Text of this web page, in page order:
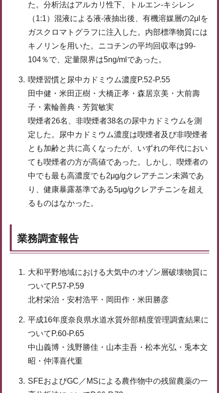
た。分析法はアルカリ性下、トルエン-キシレン
（1:1）混液による液-液抽出後、有機溶媒層の2μlを
ガスクロマトグラフに注入した。内部標準物質には
キノリンを用いた。ニコチンの平均回収率は99-
104％で、定量限界は5ng/mlであった。
喫煙習慣と尿中カドミウム濃度P.52-P.55
田中健・米田正樹・大橋正孝・森居京美・大前壽
子・素輪善典・芳賀敏実
喫煙者26名、非喫煙者38名の尿中カドミウムを測
定した。尿中カドミウム濃度は喫煙者及び非喫煙者
とも加齢と共に高くなったが、いずれの年代におい
ても喫煙者の方が高値であった。しかし、喫煙者の
中でも最も高濃度でも2μg/gクレアチニン未満であ
り、健康暴露基準である5μg/gクレアチニンを超え
るものはなかった。
業務調査報告
大和平野地域における大気中のオゾン層破壊物質に
ついてP.57-P.59
北村栄治・安村浩平・岡田作・米田勝彦
平成16年度奈良県水道水質外部精度管理調査結果に
ついてP.60-P.65
中山義博・浅野勝佳・山本圭吾・松本光弘・兎本文
昭・仲澤喜代重
SFEおよびGC／MSによる農作物中の残留農薬の一